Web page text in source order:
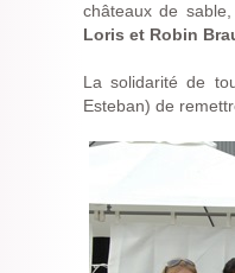
châteaux de
Loris et Robin
La solidarité de
Esteban) de